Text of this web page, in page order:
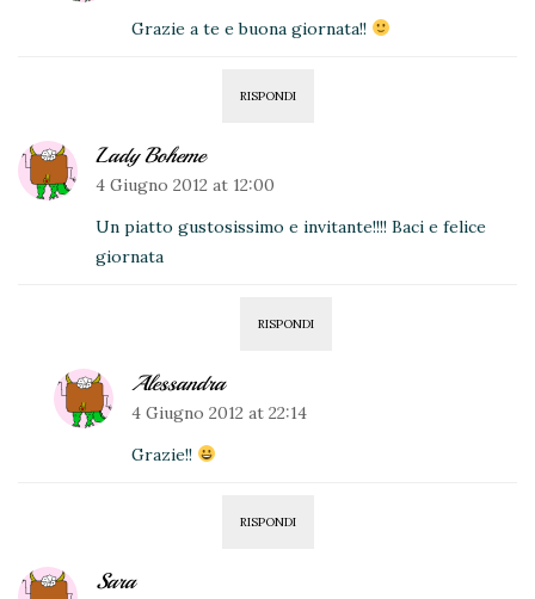
Grazie a te e buona giornata!!
RISPONDI
Lady Boheme
4 Giugno 2012 at 12:00
Un piatto gustosissimo e invitante!!!! Baci e felice
giornata
RISPONDI
Alessandra
4 Giugno 2012 at 22:14
Grazie!!
RISPONDI
Sara